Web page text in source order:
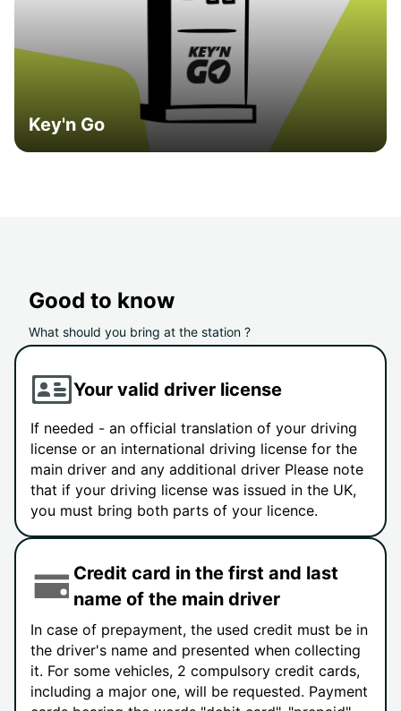
Key'n Go
Good to know
What should you bring at the station ?
Your valid driver license
If needed - an official translation of your driving
license or an international driving license for the
main driver and any additional driver Please note
that if your driving license was issued in the UK,
you must bring both parts of your licence.
Credit card in the first and last
name of the main driver
In case of prepayment, the used credit must be in
the driver's name and presented when collecting
it. For some vehicles, 2 compulsory credit cards,
including a major one, will be requested. Payment